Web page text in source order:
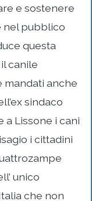
e sostenere
nel pubblico
questa
canile
mandati anche
sindaco
a Lissone i cani
i cittadini
unico
che non